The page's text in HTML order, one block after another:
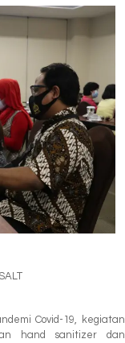
Covid-19, kegiatan
hand sanitizer dan